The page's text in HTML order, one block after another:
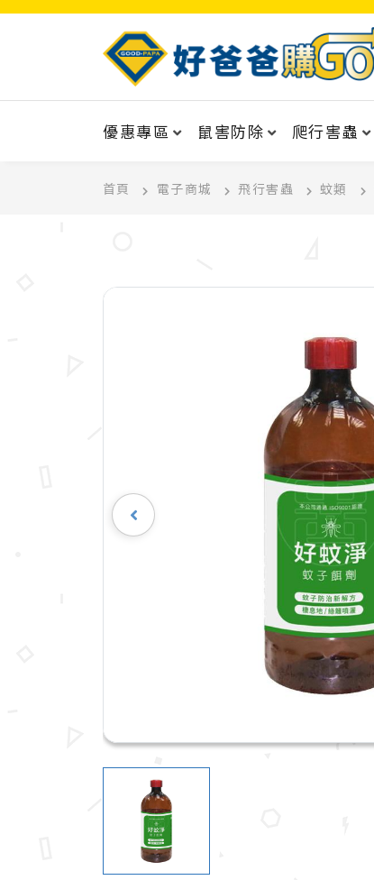
優惠專區 鼠害防除 爬行害蟲
首頁 電子商城 飛行害蟲 蚊類